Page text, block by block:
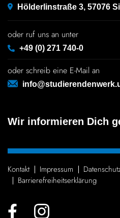
Hölderlinstraße 3, 57076
oder ruf uns an unter
+49 (0) 271 740-0
oder schreib eine E-Mail an
Wir informieren Dich
Kontakt Impressum
Barrie­re­frei­heits­er­klä­rung